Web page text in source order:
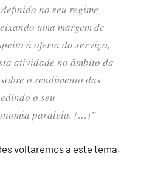
no seu regime
uma margem de
à oferta do serviço,
atividade no âmbito da
o rendimento das
o seu
paralela. (…)”
voltaremos a este tema.